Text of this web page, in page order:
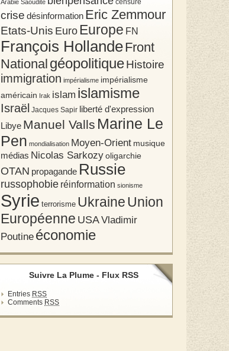
Arabie Saoudite censure
crise désinformation Eric Zemmour
Etats-Unis Euro Europe FN
François HollandeFront
National géopolitiqueHistoire
immigration impérialisme impérialisme
américain Irak islam islamisme
Israël Jacques Sapir liberté d'expression
Libye Manuel Valls Marine Le
Pen mondialisation Moyen-Orient musique
médias Nicolas Sarkozyoligarchie
OTAN propagande Russie
russophobie réinformation sionisme
Syrie terrorisme Ukraine Union
Européenne USAVladimir
Poutine économie
Suivre La Plume - Flux RSS
Entries RSS
Comments RSS